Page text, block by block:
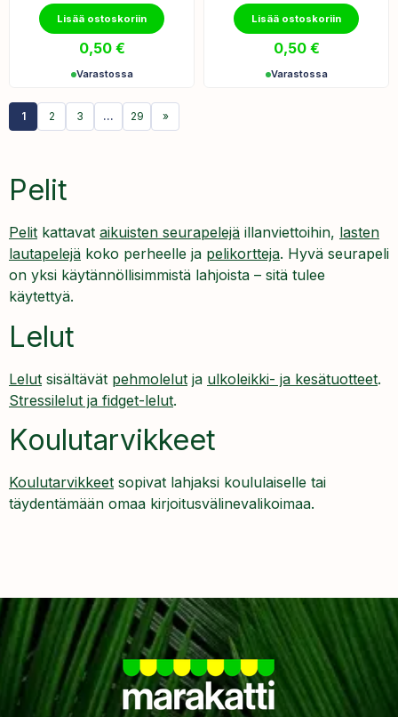
Lisää ostoskoriin
0,50 €
Varastossa
Lisää ostoskoriin
0,50 €
Varastossa
1 2 3 … 29 »
Pelit
Pelit kattavat aikuisten seurapelejä illanviettoihin, lasten
lautapelejä koko perheelle ja pelikortteja. Hyvä seurapeli
on yksi käytännöllisimmistä lahjoista – sitä tulee
käytettyä.
Lelut
Lelut sisältävät pehmolelut ja ulkoleikki- ja kesätuotteet.
Stressilelut ja fidget-lelut.
Koulutarvikkeet
Koulutarvikkeet sopivat lahjaksi koululaiselle tai
täydentämään omaa kirjoitusvälinevalikoimaa.